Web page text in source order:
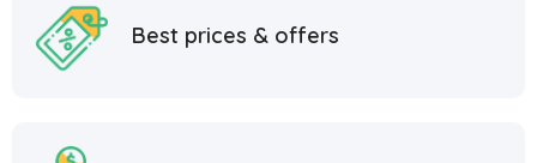
Best prices & offers